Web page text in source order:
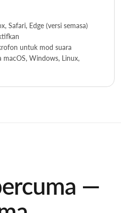
Safari, Edge (versi semasa)
untuk mod suara
macOS, Windows, Linux,
—